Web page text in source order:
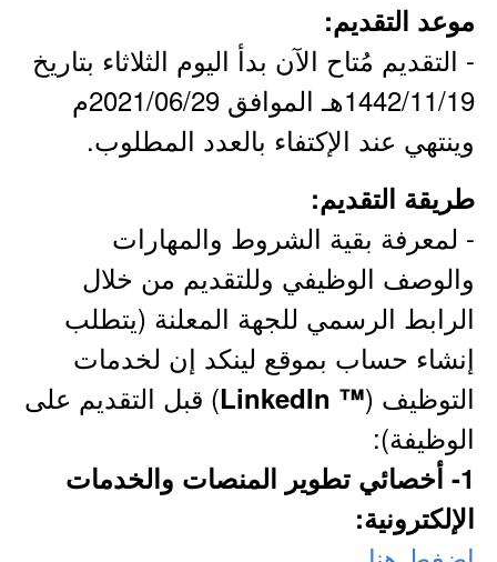
موعد التقديم:
- التقديم مُتاح الآن بدأ اليوم الثلاثاء بتاريخ
1442/11/19هـ الموافق 2021/06/29م
وينتهي عند الإكتفاء بالعدد المطلوب.
طريقة التقديم:
- لمعرفة بقية الشروط والمهارات
والوصف الوظيفي وللتقديم من خلال
الرابط الرسمي للجهة المعلنة (يتطلب
إنشاء حساب بموقع لينكد إن لخدمات
التوظيف (™ LinkedIn
) قبل التقديم على
الوظيفة):
1- أخصائي تطوير المنصات والخدمات
الإلكترونية: